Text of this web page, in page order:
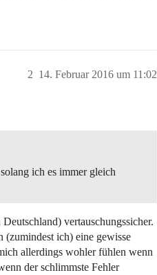
14. Februar 2016 um 11:02
2
ich es immer gleich
vertauschungssicher.
(zumindest ich) eine gewisse
allerdings wohler fühlen wenn
der schlimmste Fehler